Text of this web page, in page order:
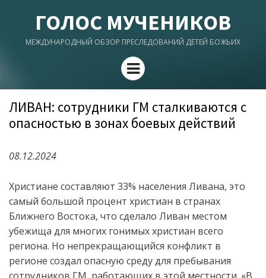
ГОЛОС МУЧЕНИКОВ
МЕЖДУНАРОДНЫЙ ОБЗОР ПРЕСЛЕДОВАНИЙ ДЕТЕЙ БОЖЬИХ
Menu
ЛИВАН: сотрудники ГМ сталкиваются с
опасностью в зонах боевых действий
08.12.2024
Христиане составляют 33% населения Ливана, это
самый большой процент христиан в странах
Ближнего Востока, что сделало Ливан местом
убежища для многих гонимых христиан всего
региона. Но непрекращающийся конфликт в
регионе создал опасную среду для пребывания